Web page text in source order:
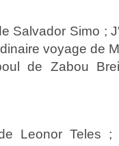
Salvador Simo ;
voyage de
de Zabou
Leonor Teles ;